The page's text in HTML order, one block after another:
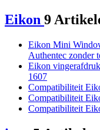
Eikon 9
Eikon Mini
Authentec zonder
Eikon
1607
Compatibiliteit
Compatibiliteit
Compatibiliteit